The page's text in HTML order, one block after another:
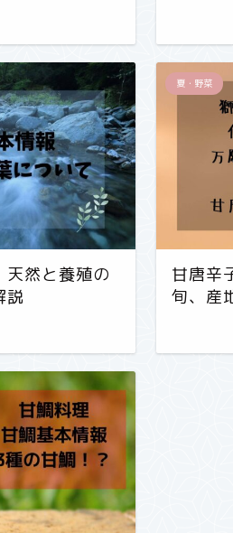
天然と養殖の
説
夏・野菜
甘唐辛
旬、産